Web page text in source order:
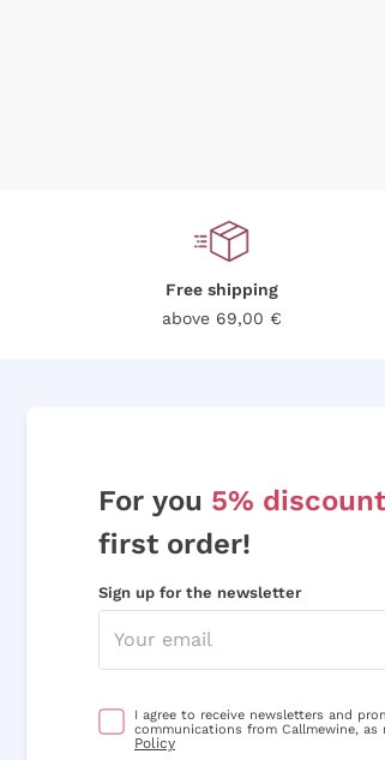
Free shipping
above 69,00 €
For you 5% discount
first order!
Sign up for the newsletter
I agree to receive newsletters and
communications from Callmewine, as
Policy